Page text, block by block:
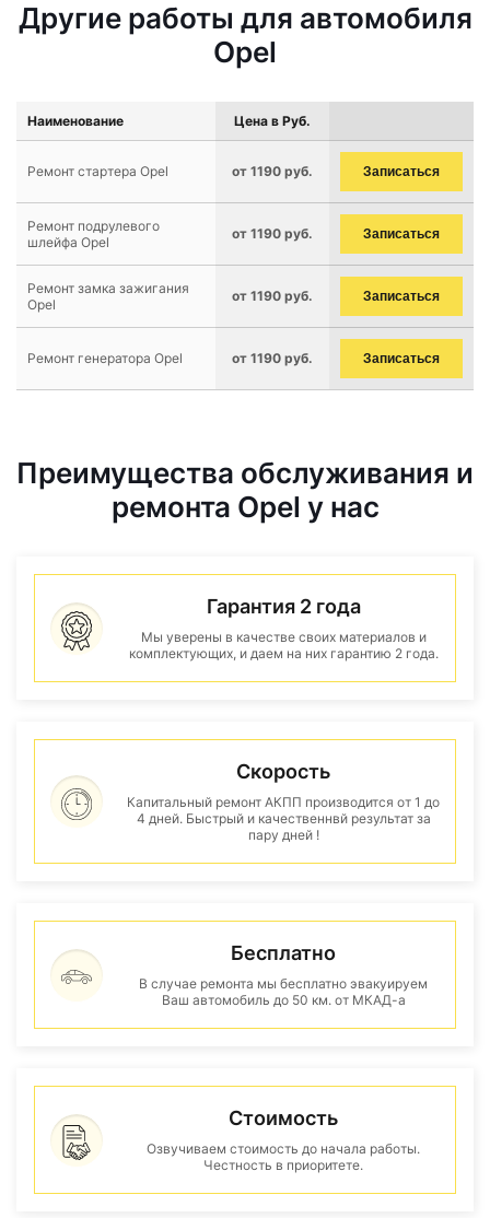
Другие работы для автомобиля
Opel
Наименование Цена в Руб.
Ремонт стартера Opel от 1190 руб. Записаться
Ремонт подрулевого
шлейфа Opel
от 1190 руб. Записаться
Ремонт замка зажигания
Opel
от 1190 руб. Записаться
Ремонт генератора Opel от 1190 руб. Записаться
Преимущества обслуживания и
ремонта Opel у нас
Гарантия 2 года
Мы уверены в качестве своих материалов и
комплектующих, и даем на них гарантию 2 года.
Скорость
Капитальный ремонт АКПП производится от 1 до
4 дней. Быстрый и качественнвй результат за
пару дней !
Бесплатно
В случае ремонта мы бесплатно эвакуируем
Ваш автомобиль до 50 км. от МКАД-а
Стоимость
Озвучиваем стоимость до начала работы.
Честность в приоритете.